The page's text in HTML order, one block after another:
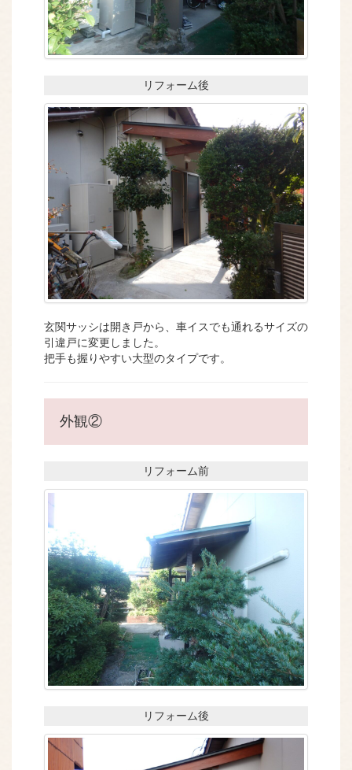
リフォーム後
玄関サッシは開き戸から、車イスでも通れるサイズの
引違戸に変更しました。
把手も握りやすい大型のタイプです。
外観②
リフォーム前
リフォーム後